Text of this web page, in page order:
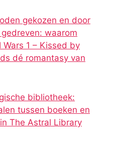
gekozen en door
waarom
Wars 1 – Kissed by
dé romantasy van
bibliotheek:
tussen boeken en
The Astral Library